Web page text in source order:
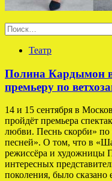
Найти:
Театр
Полина Кардымон
премьеру по
14 и 15 сентября в
пройдёт премьера
любви. Песнь скорби»
песней». О том, что в
режиссёра и художницы
интересных
поколения, было